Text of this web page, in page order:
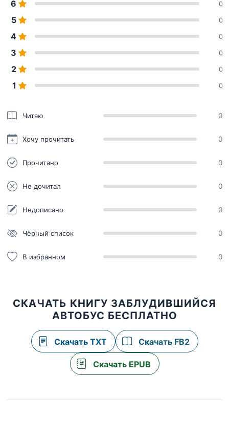
6 0
5 0
4 0
3 0
2 0
1 0
Читаю 0
Хочу прочитать 0
Прочитано 0
Не дочитал 0
Недописано 0
Чёрный список 0
В избранном 0
СКАЧАТЬ КНИГУ ЗАБЛУДИВШИЙСЯ
АВТОБУС БЕСПЛАТНО
Скачать TXT Скачать FB2
Скачать EPUB